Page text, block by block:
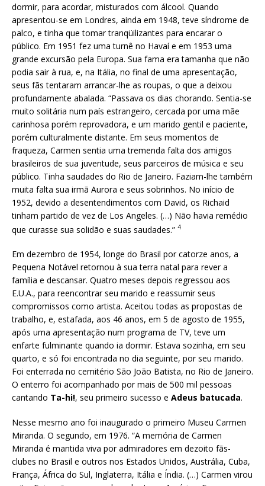
dormir, para acordar, misturados com álcool. Quando
apresentou-se em Londres, ainda em 1948, teve síndrome de
palco, e tinha que tomar tranqüilizantes para encarar o
público. Em 1951 fez uma turnê no Havaí e em 1953 uma
grande excursão pela Europa. Sua fama era tamanha que não
podia sair à rua, e, na Itália, no final de uma apresentação,
seus fãs tentaram arrancar-lhe as roupas, o que a deixou
profundamente abalada. “Passava os dias chorando. Sentia-se
muito solitária num país estrangeiro, cercada por uma mãe
carinhosa porém reprovadora, e um marido gentil e paciente,
porém culturalmente distante. Em seus momentos de
fraqueza, Carmen sentia uma tremenda falta dos amigos
brasileiros de sua juventude, seus parceiros de música e seu
público. Tinha saudades do Rio de Janeiro. Faziam-lhe também
muita falta sua irmã Aurora e seus sobrinhos. No início de
1952, devido a desentendimentos com David, os Richaid
tinham partido de vez de Los Angeles. (…) Não havia remédio
que curasse sua solidão e suas saudades.” 4
Em dezembro de 1954, longe do Brasil por catorze anos, a
Pequena Notável retornou à sua terra natal para rever a
família e descansar. Quatro meses depois regressou aos
E.U.A., para reencontrar seu marido e reassumir seus
compromissos como artista. Aceitou todas as propostas de
trabalho, e, estafada, aos 46 anos, em 5 de agosto de 1955,
após uma apresentação num programa de TV, teve um
enfarte fulminante quando ia dormir. Estava sozinha, em seu
quarto, e só foi encontrada no dia seguinte, por seu marido.
Foi enterrada no cemitério São João Batista, no Rio de Janeiro.
O enterro foi acompanhado por mais de 500 mil pessoas
cantando Ta-hi!, seu primeiro sucesso e Adeus batucada.
Nesse mesmo ano foi inaugurado o primeiro Museu Carmen
Miranda. O segundo, em 1976. “A memória de Carmen
Miranda é mantida viva por admiradores em dezoito fãs-
clubes no Brasil e outros nos Estados Unidos, Austrália, Cuba,
França, África do Sul, Inglaterra, Itália e Índia. (…) Carmen virou